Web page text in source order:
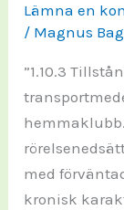
Lämna en
/ Magnus
”1.10.3
med
kronisk